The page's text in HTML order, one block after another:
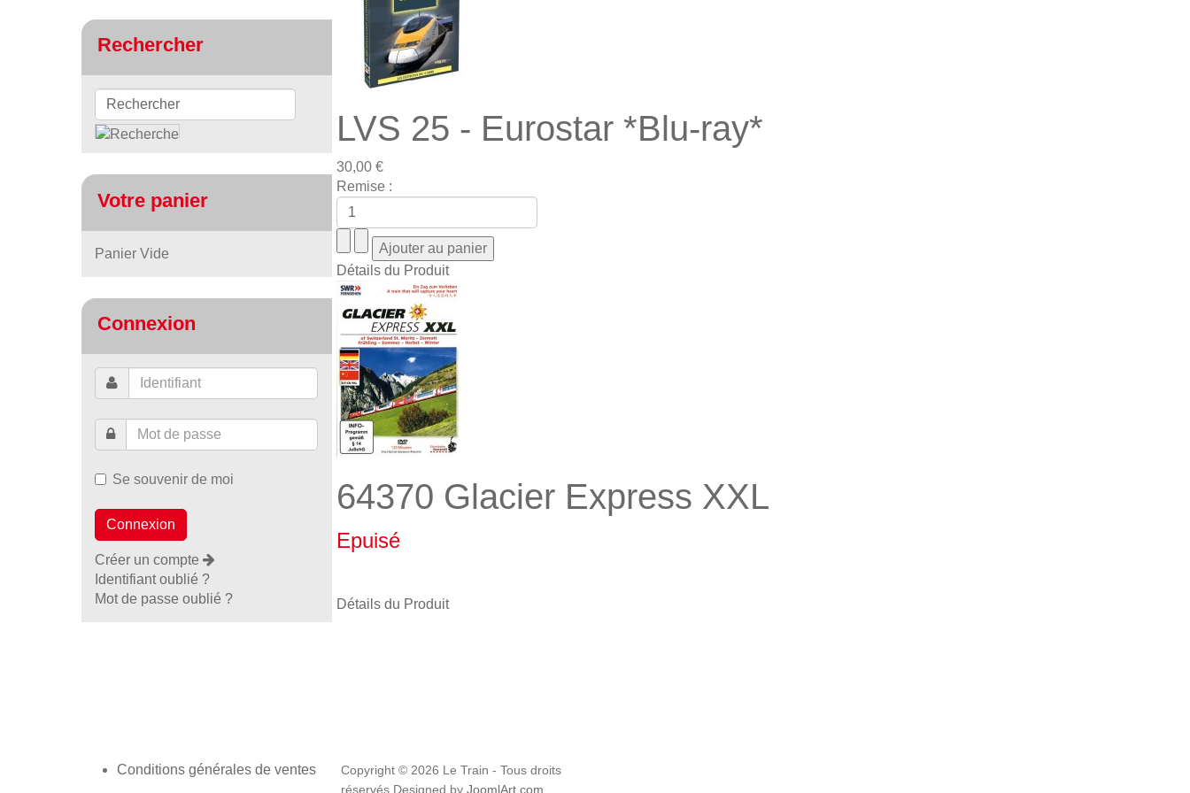
LVS 25 - Eurostar *Blu-ray*
30,00 €
Remise :
Détails du Produit
64370 Glacier Express XXL
Epuisé
Détails du Produit
Rechercher
Votre panier
Panier Vide
Connexion
Se souvenir de moi
Créer un compte
Identifiant oublié ?
Mot de passe oublié ?
Conditions générales de ventes
Copyright © 2026 Le Train - Tous droits
réservés Designed by JoomlArt.com